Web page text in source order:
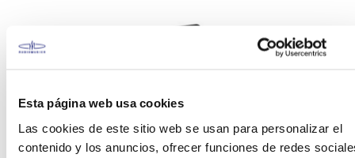
Esta página web usa cookies
Las cookies de este sitio web se usan para personalizar el
contenido y los anuncios, ofrecer funciones de redes